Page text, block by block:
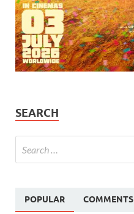
SEARCH
POPULAR COMMENTS